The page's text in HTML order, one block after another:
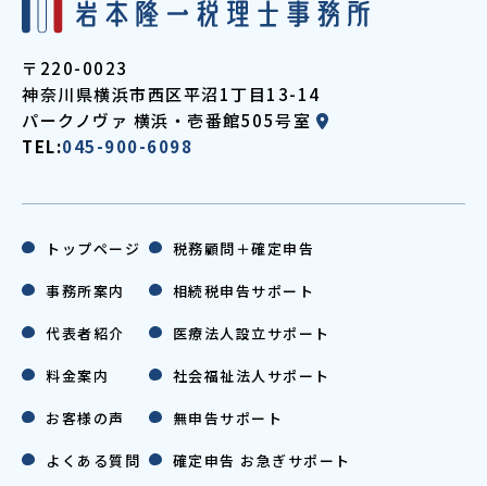
〒220-0023
神奈川県横浜市西区平沼1丁目13-14
パークノヴァ 横浜・壱番館505号室
TEL:045-900-6098
トップページ
事務所案内
代表者紹介
料金案内
お客様の声
よくある質問
税務顧問＋確定申告
相続税申告サポート
医療法人設立サポート
社会福祉法人サポート
無申告サポート
確定申告 お急ぎサポート